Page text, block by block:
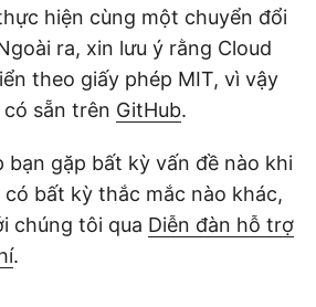
hiện cùng một chuyển đổi
ra, xin lưu ý rằng Cloud
theo giấy phép MIT, vì vậy
sẵn trên GitHub.
gặp bất kỳ vấn đề nào khi
có bất kỳ thắc mắc nào khác,
chúng tôi qua Diễn đàn hỗ trợ
.